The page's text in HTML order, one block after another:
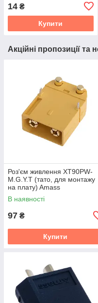
14 ₴
Купити
Акційні пропозиції та
Роз'єм живлення XT90PW-
M.G.Y.T (тато, для монтажу
на плату) Amass
В наявності
97 ₴
Купити